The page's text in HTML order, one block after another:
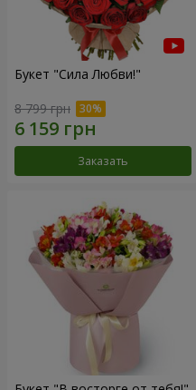
Букет "Сила Любви!"
8 799 грн
Заказать